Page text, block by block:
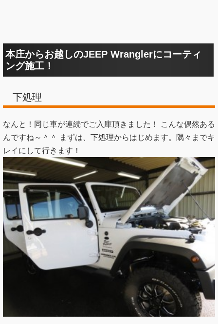
本庄からお越しのJEEP Wranglerにコーティ
ング施工！
下処理
なんと！同じ車が連続でご入庫頂きました！ こんな偶然ある
んですね～＾＾ まずは、下処理からはじめます。隅々までキ
レイにして行きます！